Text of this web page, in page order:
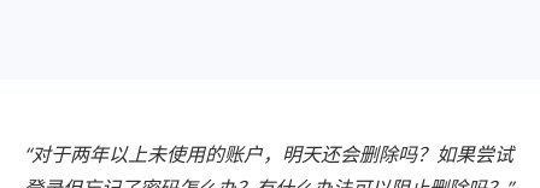
“对于两年以上未使用的账户，明天还会删除吗？如果尝试